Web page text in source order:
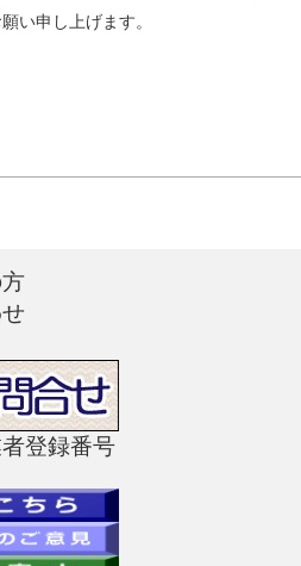
い申し上げます。
登録番号